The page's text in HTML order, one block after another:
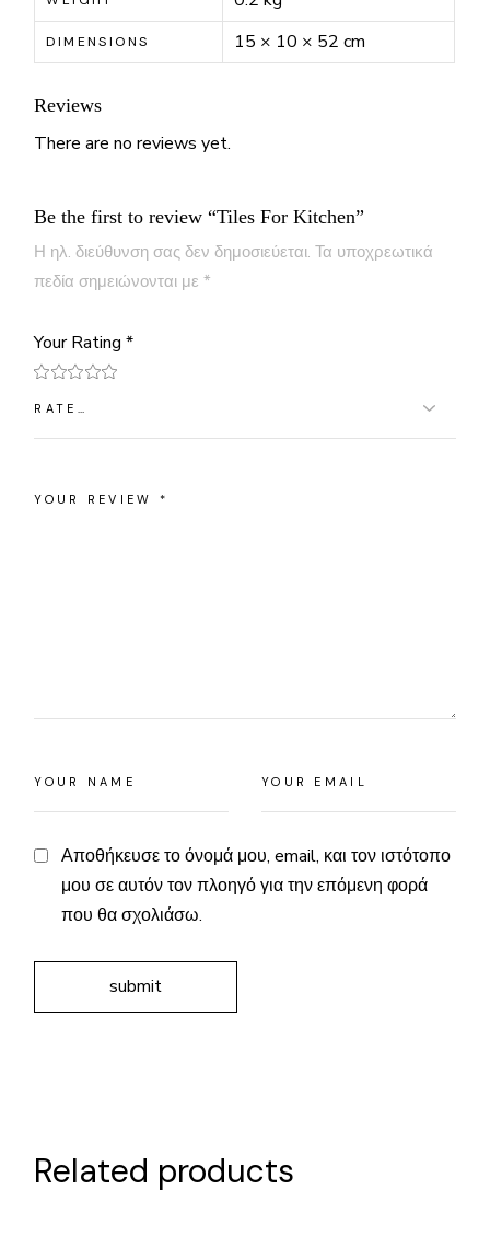
DIMENSIONS 15 × 10 × 52 cm
Reviews
There are no reviews yet.
Be the first to review “Tiles For Kitchen”
Η ηλ. διεύθυνση σας δεν δημοσιεύεται. Τα υποχρεωτικά
πεδία σημειώνονται με*
Your Rating*
Αποθήκευσε το όνομά μου, email, και τον ιστότοπο
μου σε αυτόν τον πλοηγό για την επόμενη φορά
που θα σχολιάσω.
submit
Related products